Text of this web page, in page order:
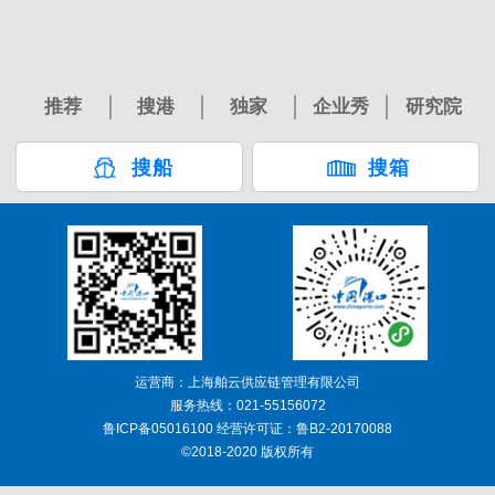
推荐 搜港 独家 企业秀 研究院
搜船 搜箱
运营商：上海舶云供应链管理有限公司
服务热线：021-55156072
鲁ICP备05016100 经营许可证：鲁B2-20170088
©2018-2020 版权所有